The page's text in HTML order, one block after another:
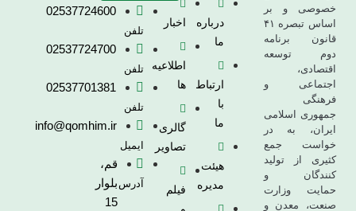
خصوصی و بر
اساس تبصره ۴۱
قانون برنامه
دوم توسعه
اقتصادی،
اجتماعی و
فرهنگی
جمهوری اسلامی
ایران، به در
خواست جمع
کثیری از تولید
کنندگان و
حمایت وزارت
صنعت، معدن و
درباره
ما
ارتباط
با
ما
هیئت
مدیره
اخبار
اطلاعیه
ها
گالری
تصاویر
فیلم
تلفن
02537724600
تلفن
02537724700
تلفن
02537701381
ایمیل
info@qomhim.ir
آدرس
قم،
بلوار
15